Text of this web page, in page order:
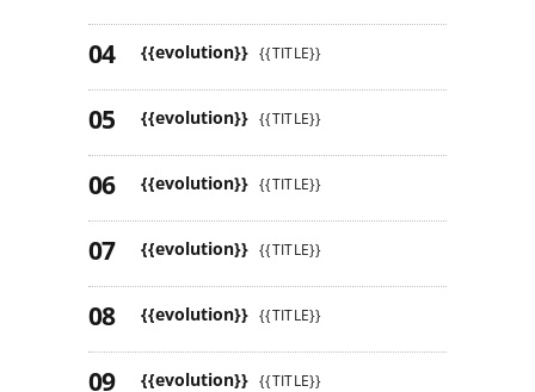
{{evolution}} {{TITLE}}
{{evolution}} {{TITLE}}
{{evolution}} {{TITLE}}
{{evolution}} {{TITLE}}
{{evolution}} {{TITLE}}
{{evolution}} {{TITLE}}